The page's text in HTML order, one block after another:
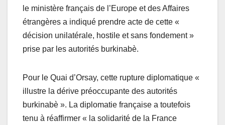
le ministère français de l’Europe et des Affaires
étrangères a indiqué prendre acte de cette «
décision unilatérale, hostile et sans fondement »
prise par les autorités burkinabè.
Pour le Quai d’Orsay, cette rupture diplomatique «
illustre la dérive préoccupante des autorités
burkinabè ». La diplomatie française a toutefois
tenu à réaffirmer « la solidarité de la France